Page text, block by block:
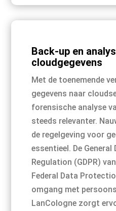
Back-up en
cloudgegevens
Met de toenemende
gegevens naar
forensische analyse
steeds relevanter.
de regelgeving voor
essentieel. De
Regulation (GDPR)
Federal Data
omgang met
LanCologne zorgt